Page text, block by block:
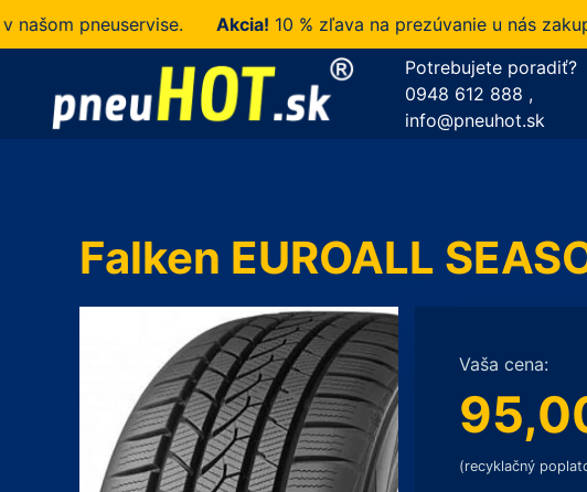
pneuservise. Akcia!10 % zľava na prezúvanie u nás
Potrebujete poradiť?
0948 612 888 ,
info@pneuhot.sk
Falken EUROALL
Vaša cena:
(recyklačný